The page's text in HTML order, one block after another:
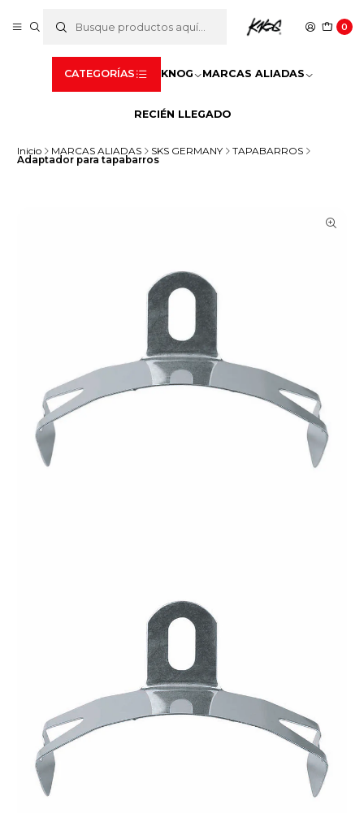
0
CATEGORÍAS KNOG MARCAS ALIADAS
RECIÉN LLEGADO
Inicio MARCAS ALIADAS SKS GERMANY TAPABARROS
Adaptador para tapabarros